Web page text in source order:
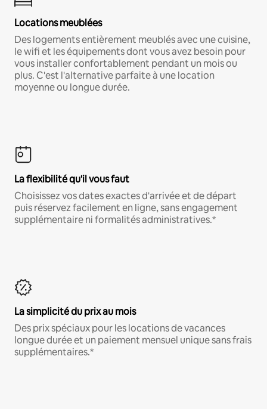
Locations meublées
Des logements entièrement meublés avec une cuisine,
le wifi et les équipements dont vous avez besoin pour
vous installer confortablement pendant un mois ou
plus. C'est l'alternative parfaite à une location
moyenne ou longue durée.
La flexibilité qu'il vous faut
Choisissez vos dates exactes d'arrivée et de départ
puis réservez facilement en ligne, sans engagement
supplémentaire ni formalités administratives.*
La simplicité du prix au mois
Des prix spéciaux pour les locations de vacances
longue durée et un paiement mensuel unique sans frais
supplémentaires.*